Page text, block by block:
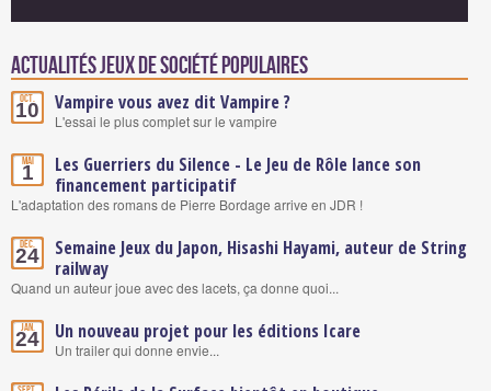
Actualités Jeux de société populaires
Oct.
10 Vampire vous avez dit Vampire ?
L'essai le plus complet sur le vampire
Mai
1
Les Guerriers du Silence - Le Jeu de Rôle lance son
financement participatif
L'adaptation des romans de Pierre Bordage arrive en JDR !
Déc.
24
Semaine Jeux du Japon, Hisashi Hayami, auteur de String
railway
Quand un auteur joue avec des lacets, ça donne quoi...
Jan.
24 Un nouveau projet pour les éditions Icare
Un trailer qui donne envie...